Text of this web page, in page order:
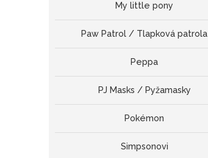
My little pony
Paw Patrol / Tlapková patrola
Peppa
PJ Masks / Pyžamasky
Pokémon
Simpsonovi